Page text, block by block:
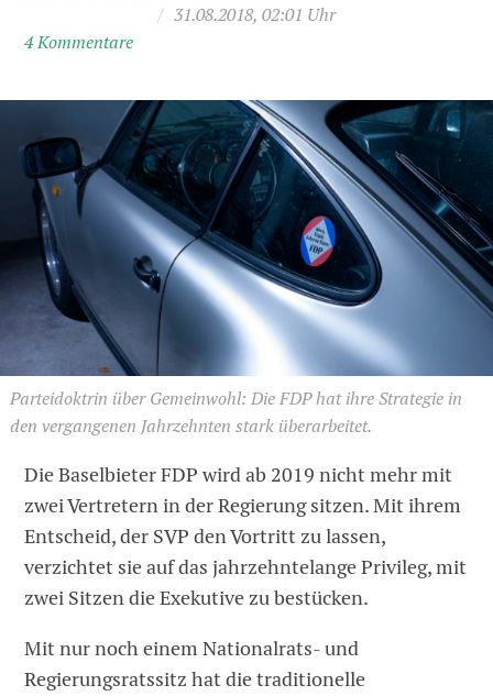
/ 31.08.2018, 02:01 Uhr
4 Kommentare
Parteidoktrin über Gemeinwohl: Die FDP hat ihre Strategie in
den vergangenen Jahrzehnten stark überarbeitet.
Die Baselbieter FDP wird ab 2019 nicht mehr mit
zwei Vertretern in der Regierung sitzen. Mit ihrem
Entscheid, der SVP den Vortritt zu lassen,
verzichtet sie auf das jahrzehntelange Privileg, mit
zwei Sitzen die Exekutive zu bestücken.
Mit nur noch einem Nationalrats- und
Regierungsratssitz hat die traditionelle